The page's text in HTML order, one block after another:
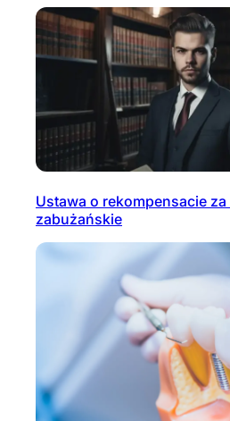
Ustawa o rekompensacie za
zabużańskie